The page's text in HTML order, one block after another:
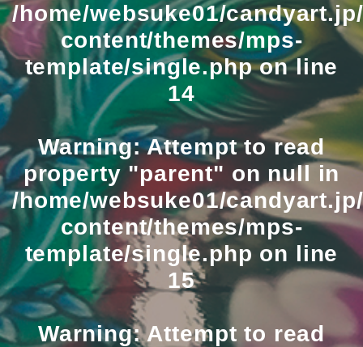
/home/websuke01/
content/themes/mps-
template/single.phpon line
14
Warning: Attempt to read
property "parent" on null in
/home/websuke01/
content/themes/mps-
template/single.php on line
15
Warning: Attempt to read